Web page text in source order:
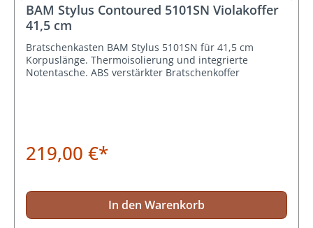
BAM Stylus Contoured 5101SN Violakoffer
41,5 cm
Bratschenkasten BAM Stylus 5101SN für 41,5 cm
Korpuslänge. Thermoisolierung und integrierte
Notentasche. ABS verstärkter Bratschenkoffer
219,00 €*
In den Warenkorb